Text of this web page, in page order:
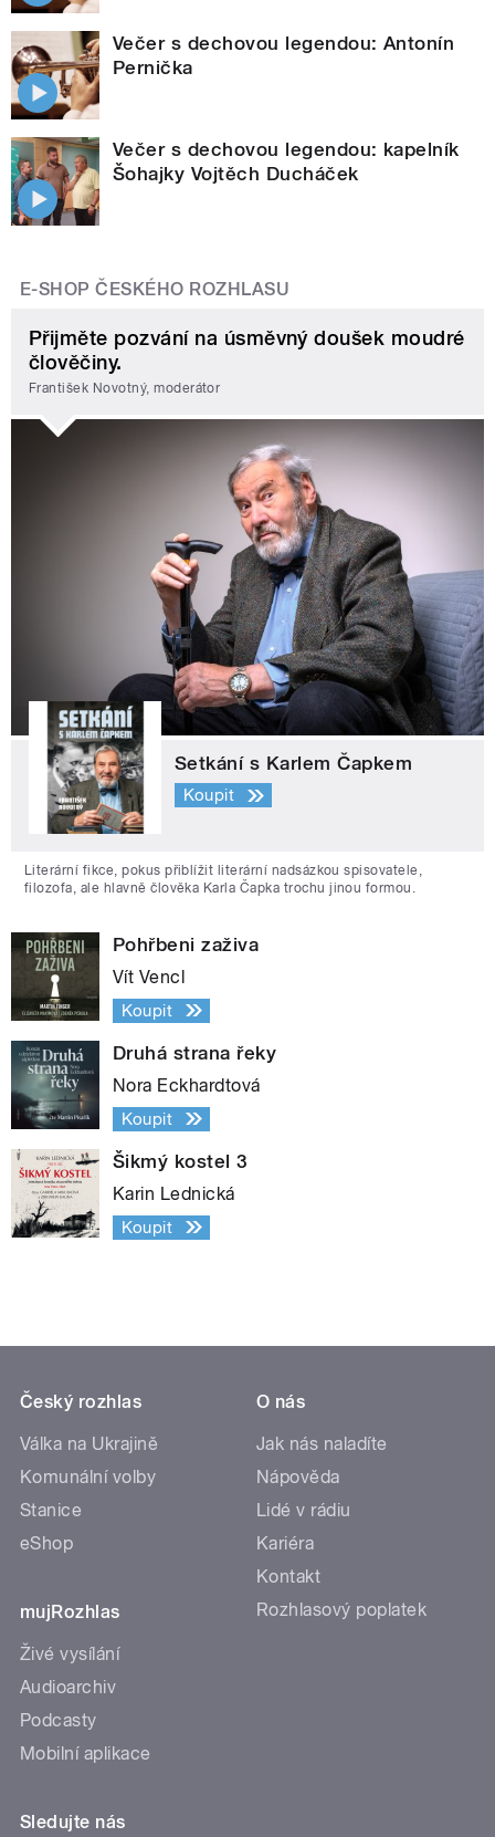
Večer s dechovou legendou: Antonín
Pernička
Večer s dechovou legendou: kapelník
Šohajky Vojtěch Ducháček
E-SHOP ČESKÉHO ROZHLASU
Přijměte pozvání na úsměvný doušek moudré
člověčiny.
František Novotný, moderátor
Setkání s Karlem Čapkem
Koupit
Literární fikce, pokus přiblížit literární nadsázkou spisovatele,
filozofa, ale hlavně člověka Karla Čapka trochu jinou formou.
Pohřbeni zaživa
Vít Vencl
Koupit
Druhá strana řeky
Nora Eckhardtová
Koupit
Šikmý kostel 3
Karin Lednická
Koupit
Český rozhlas
Válka na Ukrajině
Komunální volby
Stanice
eShop
mujRozhlas
Živé vysílání
Audioarchiv
Podcasty
Mobilní aplikace
O nás
Jak nás naladíte
Nápověda
Lidé v rádiu
Kariéra
Kontakt
Rozhlasový poplatek
Sledujte nás